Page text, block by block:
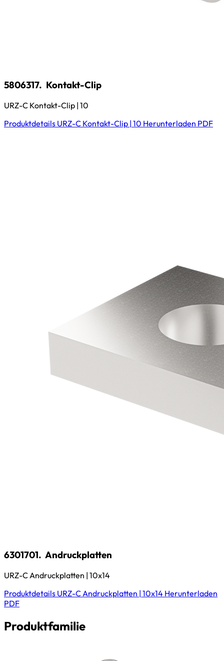
5806317. Kontakt-Clip
URZ-C Kontakt-Clip | 10
Produktdetails URZ-C Kontakt-Clip | 10 Herunterladen PDF
6301701. Andruckplatten
URZ-C Andruckplatten | 10x14
Produktdetails URZ-C Andruckplatten | 10x14 Herunterladen
PDF
Produktfamilie